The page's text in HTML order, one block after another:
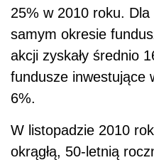
25% w 2010 roku.
samym okresie
akcji zyskały średnio
fundusze inwestujące
6%.
W listopadzie 2010
okrągłą, 50-letnią